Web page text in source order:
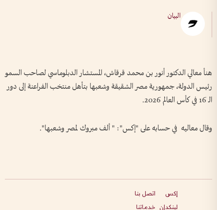
البيان
هنأ معالي الدكتور أنور بن محمد قرقاش، المستشار الدبلوماسي لصاحب السمو
رئيس الدولة، جمهورية مصر الشقيقة وشعبها بتأهل منتخب الفراعنة إلى دور
الـ 16 في كأس العالم 2026.
وقال معاليه في حسابه على "إكس": " ألف مبروك لمصر وشعبها".
إكس
لينكدإن
اتصل بنا
خدماتنا